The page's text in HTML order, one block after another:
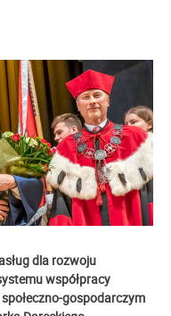
dla rozwoju
współpracy
gospodarczym